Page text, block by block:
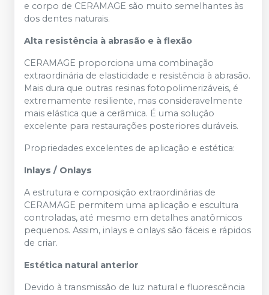
e corpo de CERAMAGE são muito semelhantes às
dos dentes naturais.
Alta resistência à abrasão e à flexão
CERAMAGE proporciona uma combinação
extraordinária de elasticidade e resistência à abrasão.
Mais dura que outras resinas fotopolimerizáveis, é
extremamente resiliente, mas consideravelmente
mais elástica que a cerâmica. É uma solução
excelente para restaurações posteriores duráveis.
Propriedades excelentes de aplicação e estética:
Inlays / Onlays
A estrutura e composição extraordinárias de
CERAMAGE permitem uma aplicação e escultura
controladas, até mesmo em detalhes anatômicos
pequenos. Assim, inlays e onlays são fáceis e rápidos
de criar.
Estética natural anterior
Devido à transmissão de luz natural e fluorescência